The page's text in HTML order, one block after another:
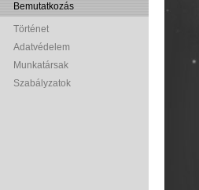
Bemutatkozás
Történet
Adatvédelem
Munkatársak
Szabályzatok